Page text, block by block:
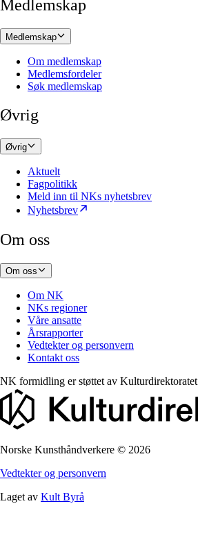
Medlemskap
Medlemskap
Om medlemskap
Medlemsfordeler
Søk medlemskap
Øvrig
Øvrig
Aktuelt
Fagpolitikk
Meld inn til NKs nyhetsbrev
Nyhetsbrev
Om oss
Om oss
Om NK
NKs regioner
Våre ansatte
Årsrapporter
Vedtekter og personvern
Kontakt oss
NK formidling er støttet av Kulturdirektoratet
Norske Kunsthåndverkere © 2026
Vedtekter og personvern
Laget av Kult Byrå